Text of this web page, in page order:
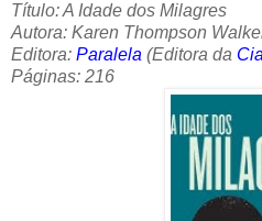
Título: A Idade dos Milagres
Autora: Karen Thompson
Editora: Paralela (Editora da
Páginas: 216